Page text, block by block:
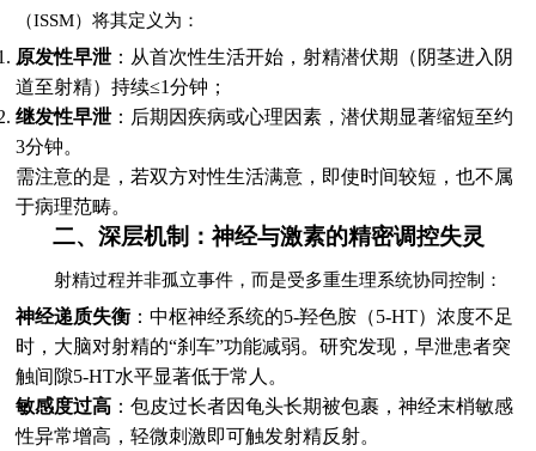
（ISSM）将其定义为：
原发性早泄：从首次性生活开始，射精潜伏期（阴茎进入阴
道至射精）持续≤1分钟；
继发性早泄：后期因疾病或心理因素，潜伏期显著缩短至约
3分钟。
需注意的是，若双方对性生活满意，即使时间较短，也不属
于病理范畴。
二、深层机制：神经与激素的精密调控失灵
射精过程并非孤立事件，而是受多重生理系统协同控制：
神经递质失衡 ：中枢神经系统的5-羟色胺（5-HT）浓度不足
时，大脑对射精的“刹车”功能减弱。研究发现，早泄患者突
触间隙5-HT水平显著低于常人。
敏感度过高 ：包皮过长者因龟头长期被包裹，神经末梢敏感
性异常增高，轻微刺激即可触发射精反射。